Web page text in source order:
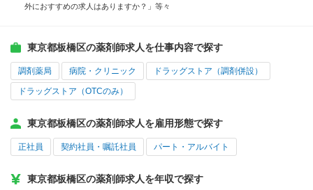
外におすすめの求人はありますか？」等々
東京都板橋区の薬剤師求人を仕事内容で探す
調剤薬局 病院・クリニック ドラッグストア（調剤併設）
ドラッグストア（OTCのみ）
東京都板橋区の薬剤師求人を雇用形態で探す
正社員 契約社員・嘱託社員 パート・アルバイト
東京都板橋区の薬剤師求人を年収で探す